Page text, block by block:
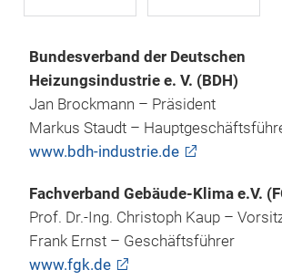
Bundesverband der Deutschen
Heizungsindustrie e. V. (BDH)
Jan Brockmann – Präsident
Markus Staudt –
www.bdh-industrie.de
Fachverband Gebäude-Klima e.V.
Prof. Dr.-Ing. Christoph Kaup –
Frank Ernst – Geschäftsführer
www.fgk.de